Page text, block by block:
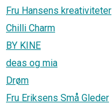
Fru Hansens kreativiteter
Chilli Charm
BY KINE
deas og mia
Drøm
Fru Eriksens Små Gleder